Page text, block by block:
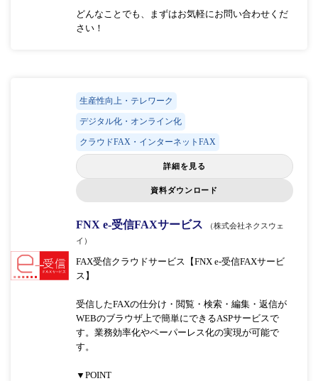
どんなことでも、まずはお気軽にお問い合わせくだ
さい！
生産性向上・テレワーク
デジタル化・オンライン化
クラウドFAX・インターネットFAX
詳細を見る
資料ダウンロード
FNX e-受信FAXサービス
（株式会社ネクスウェ
イ）
FAX受信クラウドサービス【FNX e-受信FAXサービ
ス】
受信したFAXの仕分け・閲覧・検索・編集・返信が
WEBのブラウザ上で簡単にできるASPサービスで
す。業務効率化やペーパーレス化の実現が可能で
す。
▼POINT